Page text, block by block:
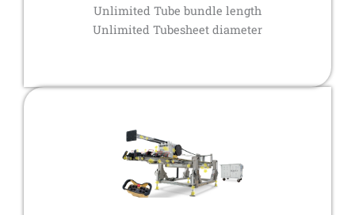
Unlimited Tube bundle length
Unlimited Tubesheet diameter